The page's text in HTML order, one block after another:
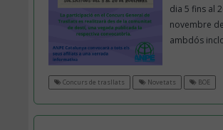
dia 5 fins al
novembre
ambdós
Concurs de trasllats Novetats BOE